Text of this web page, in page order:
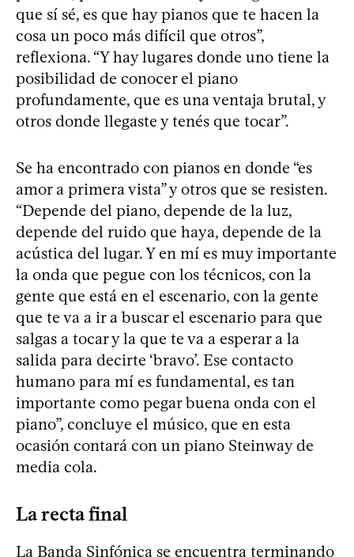
que sí sé, es que hay pianos que te hacen la
cosa un poco más difícil que otros”,
reflexiona. “Y hay lugares donde uno tiene la
posibilidad de conocer el piano
profundamente, que es una ventaja brutal, y
otros donde llegaste y tenés que tocar”.
Se ha encontrado con pianos en donde “es
amor a primera vista” y otros que se resisten.
“Depende del piano, depende de la luz,
depende del ruido que haya, depende de la
acústica del lugar. Y en mí es muy importante
la onda que pegue con los técnicos, con la
gente que está en el escenario, con la gente
que te va a ir a buscar el escenario para que
salgas a tocar y la que te va a esperar a la
salida para decirte ‘bravo’. Ese contacto
humano para mí es fundamental, es tan
importante como pegar buena onda con el
piano”, concluye el músico, que en esta
ocasión contará con un piano Steinway de
media cola.
La recta final
La Banda Sinfónica se encuentra terminando